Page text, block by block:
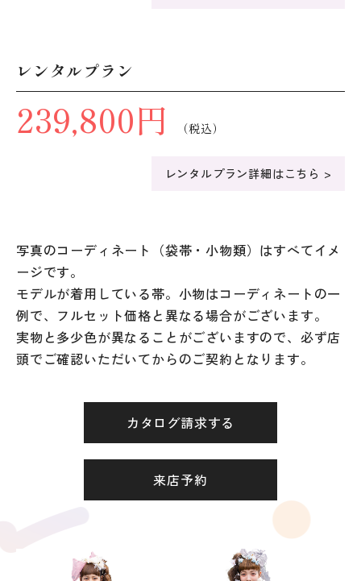
レンタルプラン
239,800円 （税込）
レンタルプラン詳細はこちら >
写真のコーディネート（袋帯・小物類）はすべてイメ
ージです。
モデルが着用している帯。小物はコーディネートの一
例で、フルセット価格と異なる場合がございます。
実物と多少色が異なることがございますので、必ず店
頭でご確認いただいてからのご契約となります。
カタログ請求する
来店予約